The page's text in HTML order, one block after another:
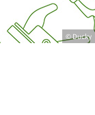
© Ducky